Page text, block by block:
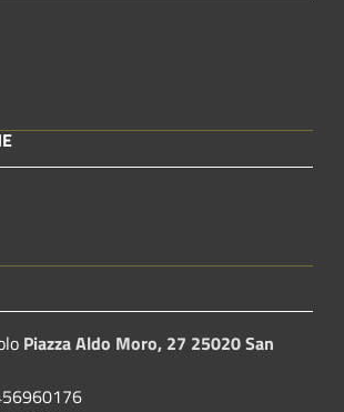
Piazza Aldo Moro, 27 25020 San